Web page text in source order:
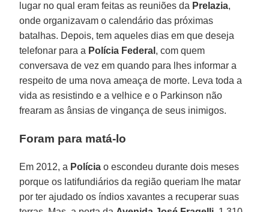
lugar no qual eram feitas as reuniões da Prelazia,
onde organizavam o calendário das próximas
batalhas. Depois, tem aqueles dias em que deseja
telefonar para a Polícia Federal , com quem
conversava de vez em quando para lhes informar a
respeito de uma nova ameaça de morte. Leva toda a
vida as resistindo e a velhice e o Parkinson não
frearam as ânsias de vingança de seus inimigos.
Foram para matá-lo
Em 2012, a Polícia o escondeu durante dois meses
porque os latifundiários da região queriam lhe matar
por ter ajudado os índios xavantes a recuperar suas